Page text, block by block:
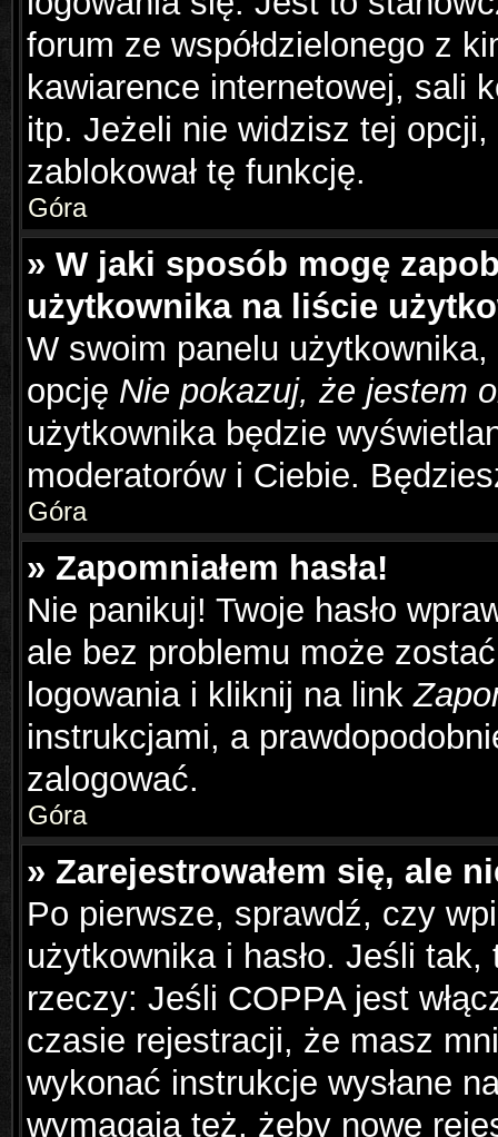
forum ze współdzielonego z
kawiarence internetowej, sali
itp. Jeżeli nie widzisz tej
zablokował tę funkcję.
Góra
» W jaki sposób mogę
użytkownika na liście
W swoim panelu
opcję Nie pokazuj, że jestem
użytkownika będzie
moderatorów i Ciebie.
Góra
» Zapomniałem hasła!
Nie panikuj! Twoje hasło
ale bez problemu może
logowania i kliknij na link
instrukcjami, a
zalogować.
Góra
» Zarejestrowałem się, ale
Po pierwsze, sprawdź, czy
użytkownika i hasło. Jeśli
rzeczy: Jeśli COPPA jest
czasie rejestracji, że masz
wykonać instrukcje wysłane
wymagają też, żeby nowe